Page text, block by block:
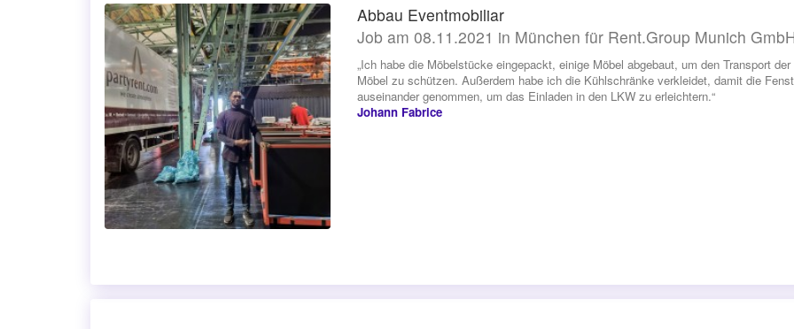
Abbau Eventmobiliar
Job am 08.11.2021 in München für Rent.Group Munich
„Ich habe die Möbelstücke eingepackt, einige Möbel abgebaut, um den Transport
Möbel zu schützen. Außerdem habe ich die Kühlschränke verkleidet, damit die
auseinander genommen, um das Einladen in den LKW zu erleichtern.“
Johann Fabrice